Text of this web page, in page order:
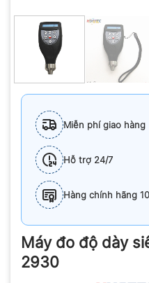
Miễn phí giao hàng
Hỗ trợ 24/7
Hàng chính hãng
Máy đo độ dày
2930